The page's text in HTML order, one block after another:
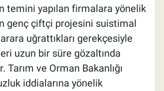
temini yapılan firmalara yönelik
genç çiftçi projesini suistimal
uğrattıkları gerekçesiyle
uzun bir süre gözaltında
ve Orman Bakanlığı
iddialarına yönelik